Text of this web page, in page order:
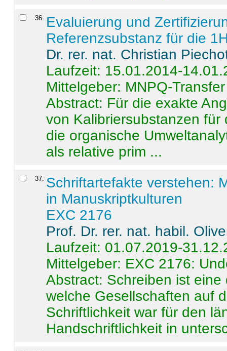
36. Evaluierung und
Referenzsubstanz für die
Dr. rer. nat. Christian
Laufzeit: 15.01.2014-
Mittelgeber: MNPQ-Transfer
Abstract: Für die exakte
von Kalibriersubstanzen
die organische
als relative prim ...
37. Schriftartefakte verstehen:
in Manuskriptkulturen
EXC 2176
Prof. Dr. rer. nat. habil.
Laufzeit: 01.07.2019-
Mittelgeber: EXC 2176:
Abstract: Schreiben ist
welche Gesellschaften auf
Schriftlichkeit war für den
Handschriftlichkeit in